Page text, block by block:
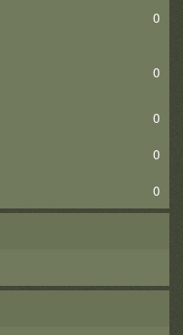
0
0
0
0
0